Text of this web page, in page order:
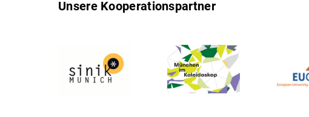
Unsere Kooperationspartner